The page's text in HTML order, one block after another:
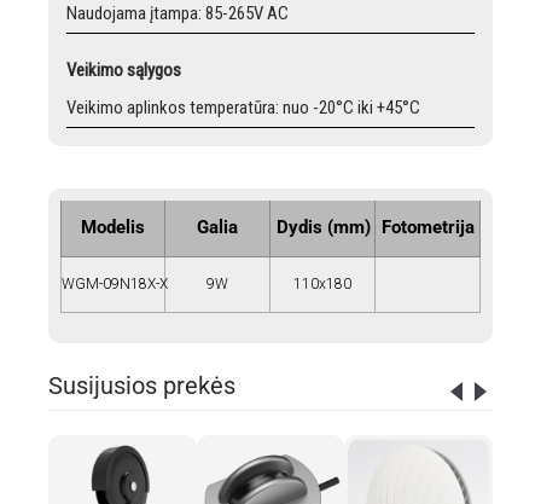
Naudojama įtampa: 85-265V AC
Veikimo sąlygos
Veikimo aplinkos temperatūra: nuo -20°C iki +45°C
Modelis Galia Dydis (mm) Fotometrija
WGM-09N18X-X 9W 110x180
Susijusios prekės